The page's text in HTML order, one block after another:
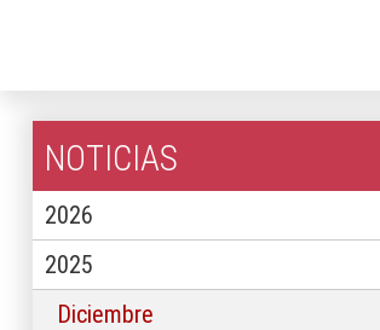
NOTICIAS
2026
2025
Diciembre